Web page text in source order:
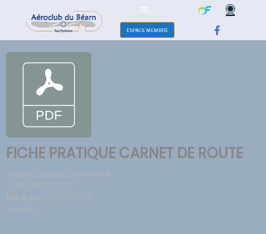
ESPACE MEMBRE
FICHE PRATIQUE CARNET DE ROUTE
Taille du fichier: 509.49 KB
Créé: 29-01-2022
Mis à jour: 29-01-2022
Succès: 1